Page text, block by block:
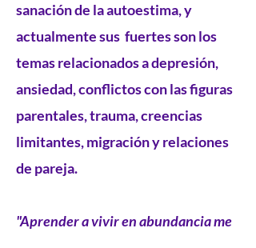
sanación de la autoestima, y
actualmente sus fuertes son los
temas relacionados a depresión,
ansiedad, conflictos con las figuras
parentales, trauma, creencias
limitantes, migración y relaciones
de pareja.
"Aprender a vivir en abundancia me